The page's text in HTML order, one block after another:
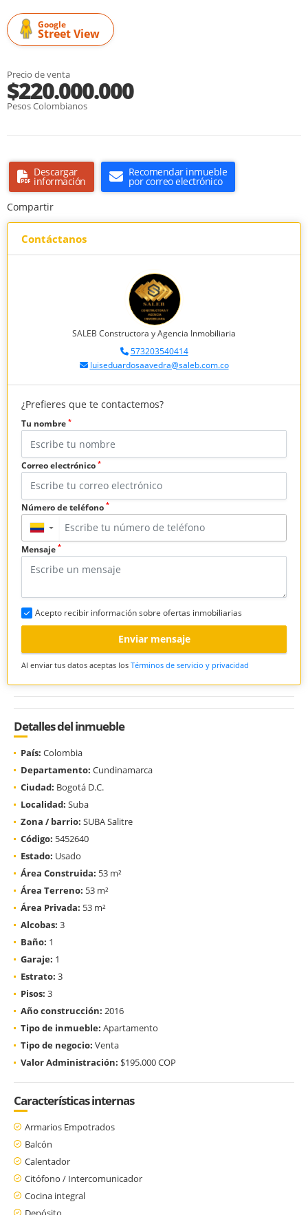
Google
Street View
Precio de venta
$220.000.000
Pesos Colombianos
Descargar
información
Recomendar inmueble
por correo electrónico
Compartir
Contáctanos
SALEB Constructora y Agencia Inmobiliaria
573203540414
luiseduardosaavedra@saleb.com.co
¿Prefieres que te contactemos?
Tu nombre *
Correo electrónico *
Número de teléfono *
▼
Mensaje *
Acepto recibir información sobre ofertas inmobiliarias
Enviar mensaje
Al enviar tus datos aceptas los Términos de servicio y privacidad
Detalles del inmueble
País: Colombia
Departamento: Cundinamarca
Ciudad: Bogotá D.C.
Localidad: Suba
Zona / barrio: SUBA Salitre
Código: 5452640
Estado: Usado
Área Construida: 53 m²
Área Terreno: 53 m²
Área Privada: 53 m²
Alcobas: 3
Baño: 1
Garaje: 1
Estrato: 3
Pisos: 3
Año construcción: 2016
Tipo de inmueble: Apartamento
Tipo de negocio: Venta
Valor Administración: $195.000 COP
Características internas
Armarios Empotrados
Balcón
Calentador
Citófono / Intercomunicador
Cocina integral